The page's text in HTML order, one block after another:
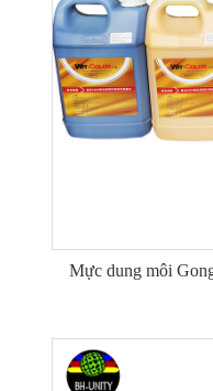
Mực dung môi